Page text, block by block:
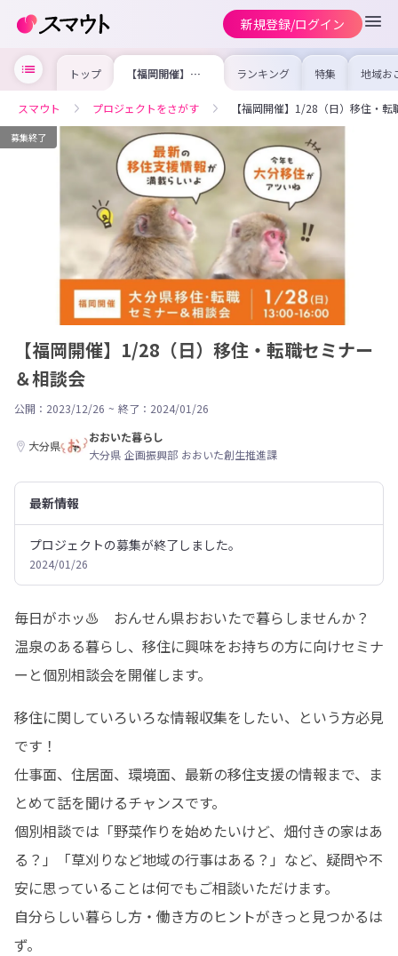
新規登録/ログイン
トップ 【福岡開催】
1/28（日）移
＆相談会
ランキング 特集 地域お
の求
を集め
事内容
を比較
スマウト プロジェクトをさがす 【福岡開催】1/28（日）移住・
募集終了
【福岡開催】1/28（日）移住・転職セミナー
＆相談会
公開：2023/12/26 ~ 終了：2024/01/26
大分県
おおいた暮らし
大分県 企画振興部 おおいた創生推進課
最新情報
プロジェクトの募集が終了しました。
2024/01/26
毎日がホッ♨　おんせん県おおいたで暮らしませんか？
温泉のある暮らし、移住に興味をお持ちの方に向けセミナ
ーと個別相談会を開催します。
移住に関していろいろな情報収集をしたい、という方必見
です！
仕事面、住居面、環境面、最新の移住支援の情報まで、ま
とめて話を聞けるチャンスです。
個別相談では「野菜作りを始めたいけど、畑付きの家はあ
る？」「草刈りなど地域の行事はある？」など、疑問や不
安に思っていることは何でもご相談いただけます。
自分らしい暮らし方・働き方のヒントがきっと見つかるは
ず。